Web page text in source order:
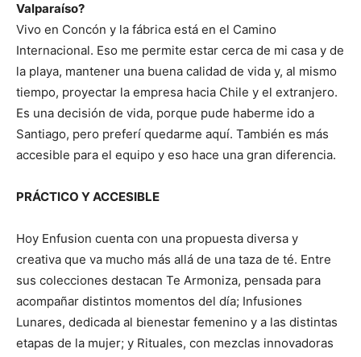
Valparaíso?
Vivo en Concón y la fábrica está en el Camino
Internacional. Eso me permite estar cerca de mi casa y de
la playa, mantener una buena calidad de vida y, al mismo
tiempo, proyectar la empresa hacia Chile y el extranjero.
Es una decisión de vida, porque pude haberme ido a
Santiago, pero preferí quedarme aquí. También es más
accesible para el equipo y eso hace una gran diferencia.
PRÁCTICO Y ACCESIBLE
Hoy Enfusion cuenta con una propuesta diversa y
creativa que va mucho más allá de una taza de té. Entre
sus colecciones destacan Te Armoniza, pensada para
acompañar distintos momentos del día; Infusiones
Lunares, dedicada al bienestar femenino y a las distintas
etapas de la mujer; y Rituales, con mezclas innovadoras